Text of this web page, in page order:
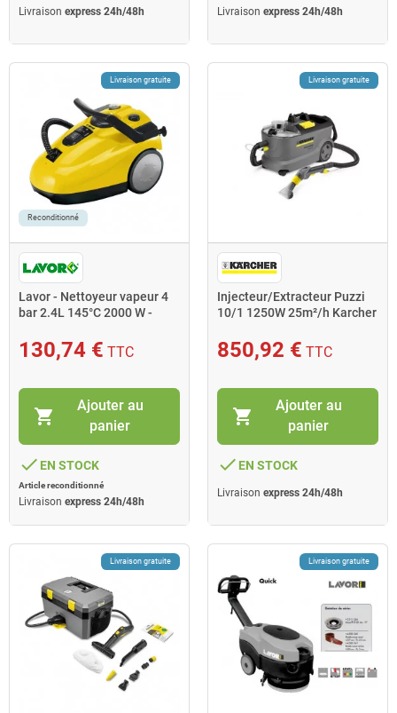
Livraison express 24h/48h Livraison express 24h/48h
Livraison gratuite
Reconditionné
Lavor - Nettoyeur vapeur 4
bar 2.4L 145°C 2000 W -
130,74 € TTC
shopping_cart
Ajouter au
panier
done EN STOCK
Article reconditionné
Livraison express 24h/48h
Livraison gratuite
Injecteur/Extracteur Puzzi
10/1 1250W 25m²/h Karcher
850,92 € TTC
shopping_cart
Ajouter au
panier
done EN STOCK
Livraison express 24h/48h
Livraison gratuite Livraison gratuite